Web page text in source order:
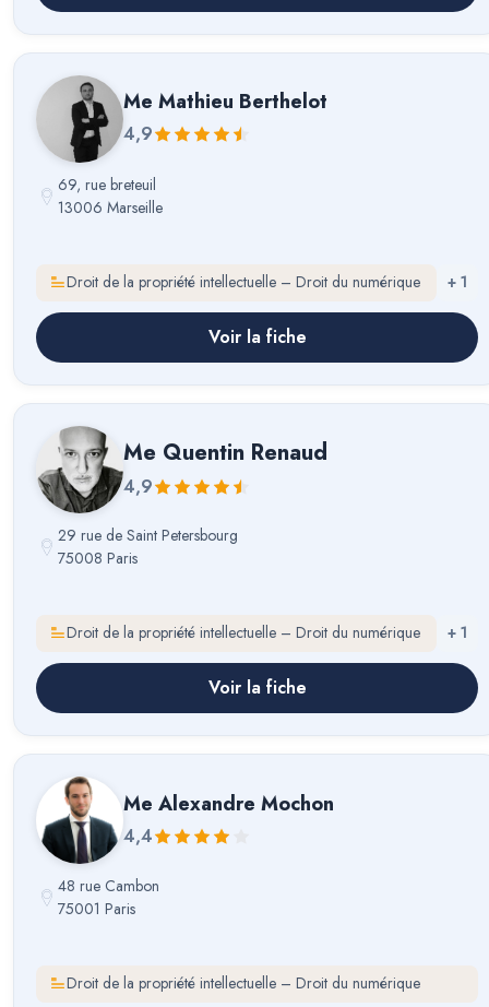
Me Mathieu Berthelot
4,9
69, rue breteuil
13006 Marseille
Droit de la propriété intellectuelle – Droit du numérique + 1
Voir la fiche
Me Quentin Renaud
4,9
29 rue de Saint Petersbourg
75008 Paris
Droit de la propriété intellectuelle – Droit du numérique + 1
Voir la fiche
Me Alexandre Mochon
4,4
48 rue Cambon
75001 Paris
Droit de la propriété intellectuelle – Droit du numérique